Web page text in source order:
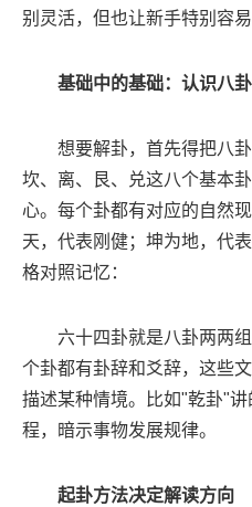
别灵活，但也让新手特别容易
基础中的基础：认识八
想要解卦，首先得把八
坎、离、艮、兑这八个基本
心。每个卦都有对应的自然
天，代表刚健；坤为地，代
格对照记忆：
六十四卦就是八卦两两
个卦都有卦辞和爻辞，这些
描述某种情境。比如"乾卦"
程，暗示事物发展规律。
起卦方法决定解读方向